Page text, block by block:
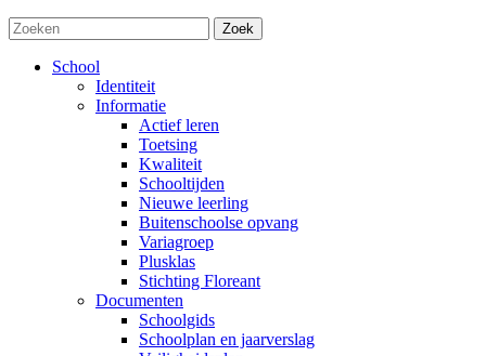
Zoek
School
Identiteit
Informatie
Actief leren
Toetsing
Kwaliteit
Schooltijden
Nieuwe leerling
Buitenschoolse opvang
Variagroep
Plusklas
Stichting Floreant
Documenten
Schoolgids
Schoolplan en jaarverslag